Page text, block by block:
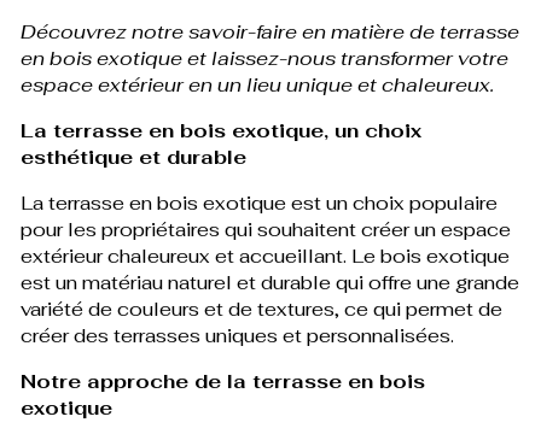
Découvrez notre savoir-faire en matière de terrasse
en bois exotique et laissez-nous transformer votre
espace extérieur en un lieu unique et chaleureux.
La terrasse en bois exotique, un choix
esthétique et durable
La terrasse en bois exotique est un choix populaire
pour les propriétaires qui souhaitent créer un espace
extérieur chaleureux et accueillant. Le bois exotique
est un matériau naturel et durable qui offre une grande
variété de couleurs et de textures, ce qui permet de
créer des terrasses uniques et personnalisées.
Notre approche de la terrasse en bois
exotique